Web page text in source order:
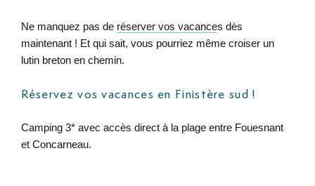
Ne manquez pas de réserver vos vacances dès
maintenant ! Et qui sait, vous pourriez même croiser un
lutin breton en chemin.
Réservez vos vacances en Finistère sud !
Camping 3* avec accès direct à la plage entre Fouesnant
et Concarneau.